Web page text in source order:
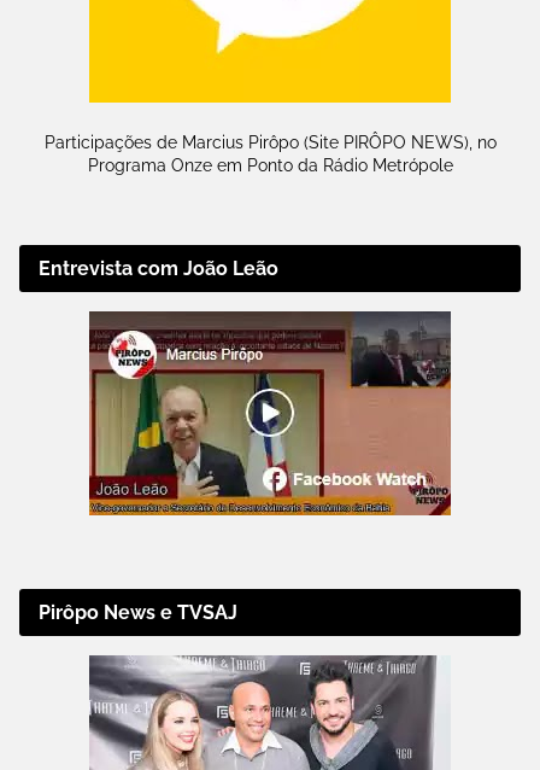
Participações de Marcius Pirôpo (Site PIRÔPO NEWS), no
Programa Onze em Ponto da Rádio Metrópole
Entrevista com João Leão
Pirôpo News e TVSAJ